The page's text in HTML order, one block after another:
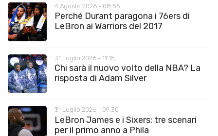
4 Agosto 2026 - 08:55
Perché Durant paragona i 76ers di
LeBron ai Warriors del 2017
31 Luglio 2026 - 11:15
Chi sarà il nuovo volto della NBA? La
risposta di Adam Silver
31 Luglio 2026 - 09:30
LeBron James e i Sixers: tre scenari
per il primo anno a Phila